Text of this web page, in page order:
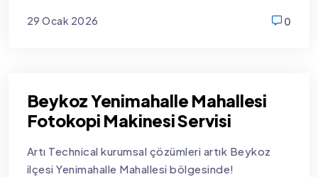
29 Ocak 2026
0
Beykoz Yenimahalle Mahallesi
Fotokopi Makinesi Servisi
Artı Technical kurumsal çözümleri artık Beykoz
ilçesi Yenimahalle Mahallesi bölgesinde!